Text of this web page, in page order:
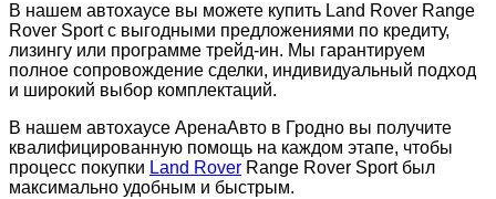
В нашем автохаусе вы можете купить Land Rover Range
Rover Sport с выгодными предложениями по кредиту,
лизингу или программе трейд-ин. Мы гарантируем
полное сопровождение сделки, индивидуальный подход
и широкий выбор комплектаций.
В нашем автохаусе АренаАвто в Гродно вы получите
квалифицированную помощь на каждом этапе, чтобы
процесс покупки Land Rover Range Rover Sport был
максимально удобным и быстрым.